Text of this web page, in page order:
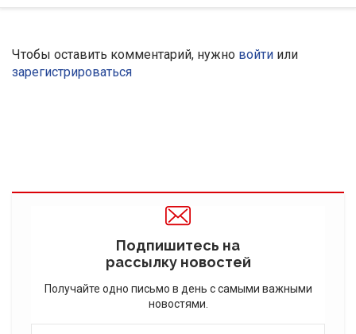
Чтобы оставить комментарий, нужно войти или
зарегистрироваться
Подпишитесь на
рассылку новостей
Получайте одно письмо в день с самыми важными
новостями.